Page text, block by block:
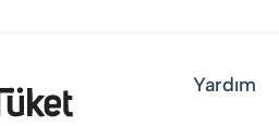
Yardım